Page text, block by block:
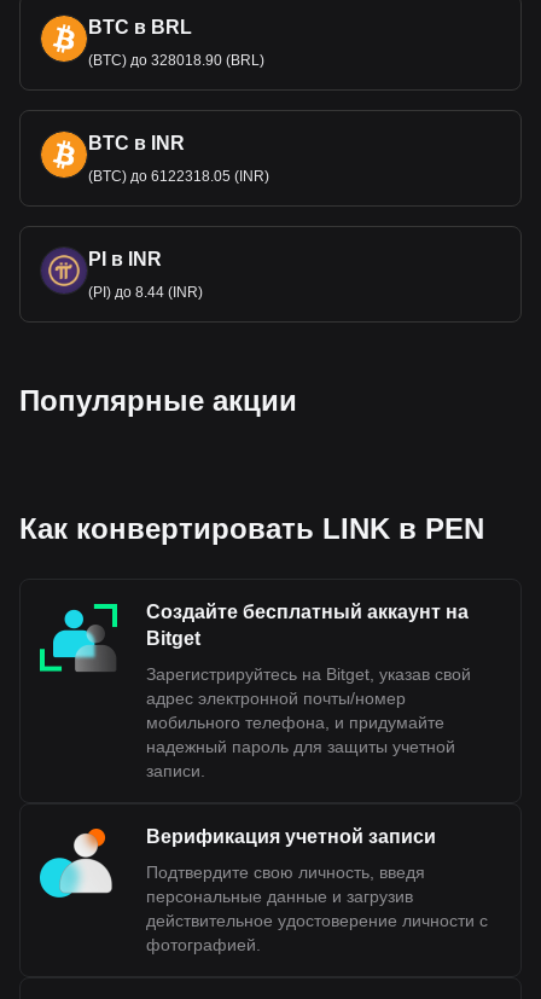
BTC в BRL
(BTC) до 328018.90 (BRL)
BTC в INR
(BTC) до 6122318.05 (INR)
PI в INR
(PI) до 8.44 (INR)
Популярные акции
Как конвертировать LINK в PEN
Создайте бесплатный аккаунт на
Bitget
Зарегистрируйтесь на Bitget, указав свой
адрес электронной почты/номер
мобильного телефона, и придумайте
надежный пароль для защиты учетной
записи.
Верификация учетной записи
Подтвердите свою личность, введя
персональные данные и загрузив
действительное удостоверение личности с
фотографией.